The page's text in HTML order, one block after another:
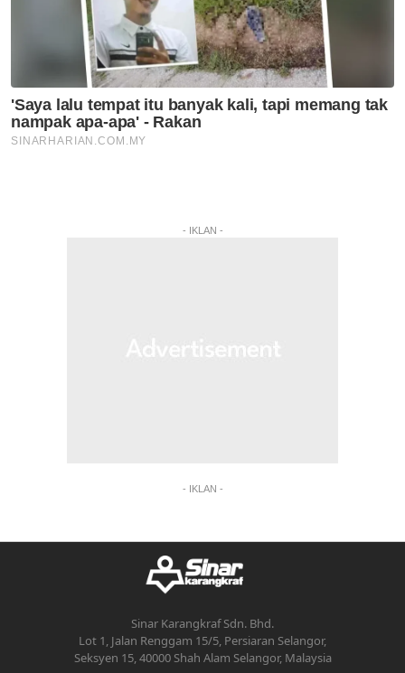
- IKLAN -
- IKLAN -
Sinar Karangkraf Sdn. Bhd.
Lot 1, Jalan Renggam 15/5, Persiaran Selangor,
Seksyen 15, 40000 Shah Alam Selangor, Malaysia